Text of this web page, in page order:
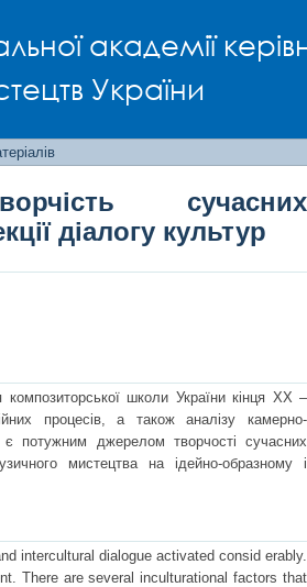
академії
України
сучасних
сучасних
діалогу культур
школи України кінця ХХ –
процесів, а також аналізу камерно-
є потужним джерелом творчості сучасних
мистецтва на ідейно-образному і
intercultural dialogue activated consid erably.
There are several inculturational factors that